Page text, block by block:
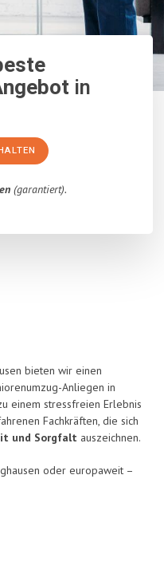
in
(garantiert).
bieten wir einen
Anliegen in
einem stressfreien Erlebnis
Fachkräften, die sich
und Sorgfalt auszeichnen.
oder europaweit –